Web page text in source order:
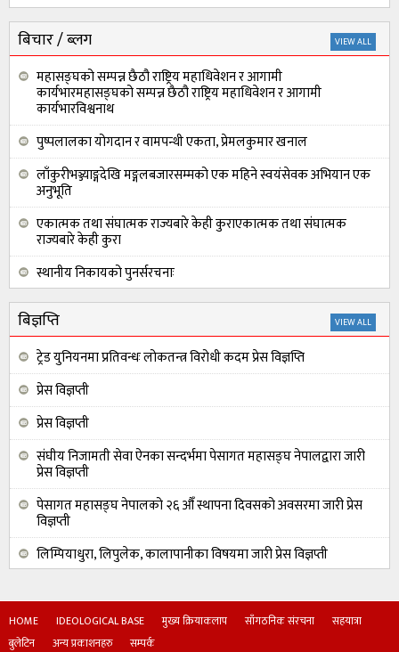
बिचार / ब्लग VIEW ALL
महासङ्घको सम्पन्न छैठौ राष्ट्रिय महाधिवेशन र आगामी
कार्यभारमहासङ्घको सम्पन्न छैठौ राष्ट्रिय महाधिवेशन र आगामी
कार्यभारविश्वनाथ
पुष्पलालका योगदान र वामपन्थी एकता, प्रेमलकुमार खनाल
लाँकुरीभञ्ज्याङ्गदेखि मङ्गलबजारसम्मको एक महिने स्वयंसेवक अभियान एक
अनुभूति
एकात्मक तथा संघात्मक राज्यबारे केही कुराएकात्मक तथा संघात्मक
राज्यबारे केही कुरा
स्थानीय निकायको पुनर्सरचनाः
जनमुखी निजामती सेवाको आवश्यकता
बिज्ञप्ति VIEW ALL
ट्रेड युनियनमा प्रतिवन्धः लोकतन्त्र विरोधी कदम प्रेस विज्ञप्ति
प्रेस विज्ञप्ती
प्रेस विज्ञप्ती
संघीय निजामती सेवा ऐनका सन्दर्भमा पेसागत महासङ्घ नेपालद्वारा जारी
प्रेस विज्ञप्ती
पेसागत महासङ्घ नेपालको २६ औँ स्थापना दिवसको अवसरमा जारी प्रेस
विज्ञप्ती
लिम्पियाधुरा, लिपुलेक, कालापानीका विषयमा जारी प्रेस विज्ञप्ती
HOME IDEOLOGICAL BASE मुख्य क्रियाकलाप साँगठनिक संरचना
सहयात्रा
बुलेटिन
अन्य प्रकाशनहरु सम्पर्क